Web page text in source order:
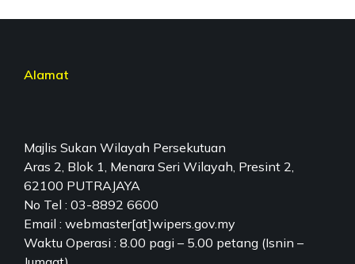
Alamat
Majlis Sukan Wilayah Persekutuan
Aras 2, Blok 1, Menara Seri Wilayah, Presint 2,
62100 PUTRAJAYA
No Tel : 03-8892 6600
Email : webmaster[at]wipers.gov.my
Waktu Operasi : 8.00 pagi – 5.00 petang (Isnin –